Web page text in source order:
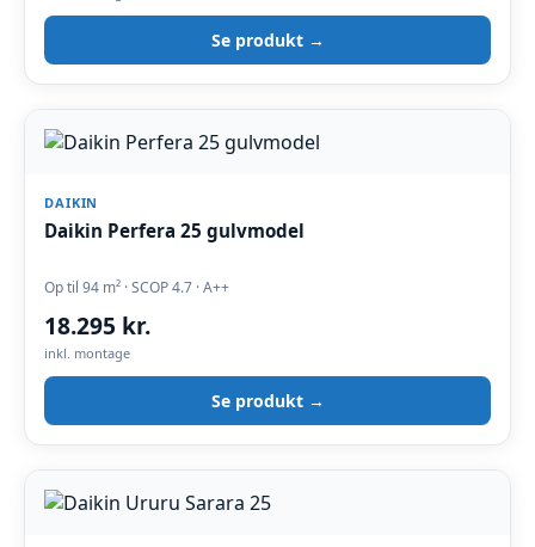
Se produkt →
DAIKIN
Daikin Perfera 25 gulvmodel
Op til 94 m² · SCOP 4.7 · A++
18.295 kr.
inkl. montage
Se produkt →